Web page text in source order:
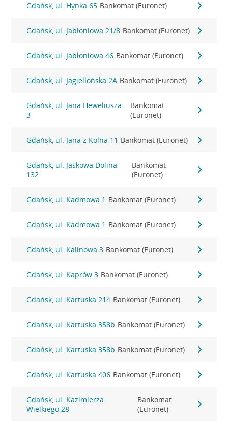
Gdańsk, ul. Hynka 65 Bankomat (Euronet)
Gdańsk, ul. Jabłoniowa 21/8 Bankomat (Euronet)
Gdańsk, ul. Jabłoniowa 46 Bankomat (Euronet)
Gdańsk, ul. Jagiellońska 2A Bankomat (Euronet)
Gdańsk, ul. Jana Heweliusza
3
Bankomat
(Euronet)
Gdańsk, ul. Jana z Kolna 11 Bankomat (Euronet)
Gdańsk, ul. Jaśkowa Dolina
132
Bankomat
(Euronet)
Gdańsk, ul. Kadmowa 1 Bankomat (Euronet)
Gdańsk, ul. Kadmowa 1 Bankomat (Euronet)
Gdańsk, ul. Kalinowa 3 Bankomat (Euronet)
Gdańsk, ul. Kaprów 3 Bankomat (Euronet)
Gdańsk, ul. Kartuska 214 Bankomat (Euronet)
Gdańsk, ul. Kartuska 358b Bankomat (Euronet)
Gdańsk, ul. Kartuska 358b Bankomat (Euronet)
Gdańsk, ul. Kartuska 406 Bankomat (Euronet)
Gdańsk, ul. Kazimierza
Wielkiego 28
Bankomat
(Euronet)